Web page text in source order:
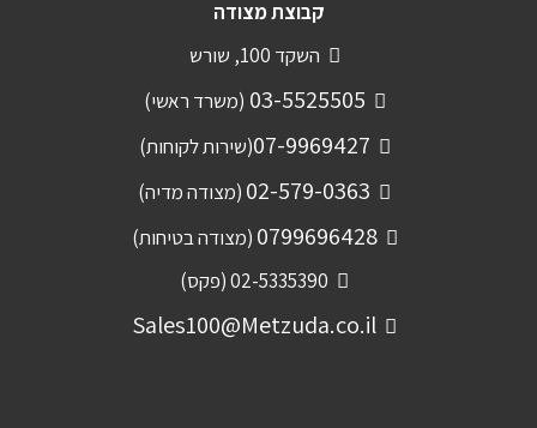
קבוצת מצודה
השקד 100, שורש
03-5525505 (משרד ראשי)
07-9969427(שירות לקוחות)
02-579-0363 (מצודה מדיה)
0799696428 (מצודה בטיחות)
02-5335390 (פקס)
Sales100@Metzuda.co.il